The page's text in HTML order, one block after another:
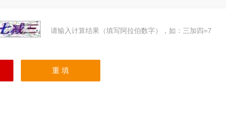
请输入计算结果（填写阿拉伯数字），如：三加四=7